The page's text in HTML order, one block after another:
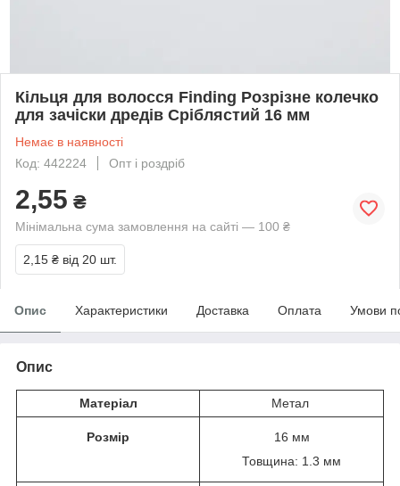
Кільця для волосся Finding Розрізне колечко
для зачіски дредів Сріблястий 16 мм
Немає в наявності
Код: 442224
Опт і роздріб
2,55 ₴
Мінімальна сума замовлення на сайті — 100 ₴
2,15 ₴ від 20 шт.
Опис Характеристики Доставка Оплата Умови
Опис
Матеріал Метал
Розмір
16 мм
Товщина: 1.3 мм